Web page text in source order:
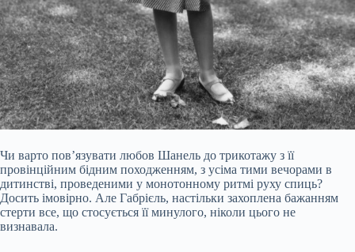
Чи варто пов’язувати любов Шанель до трикотажу з її
провінційним бідним походженням, з усіма тими вечорами в
дитинстві, проведеними у монотонному ритмі руху спиць?
Досить імовірно. Але Габрієль, настільки захоплена бажанням
стерти все, що стосується її минулого, ніколи цього не
визнавала.